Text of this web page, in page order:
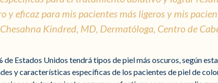
y eficaz para mis pacientes más ligeros y mis
Kindred, MD, Dermatóloga, Centro de
de Estados Unidos tendrá tipos de piel más oscuros, según
y características específicas de los pacientes de piel de